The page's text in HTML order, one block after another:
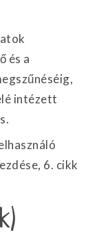
és a
intézett
6. cikk